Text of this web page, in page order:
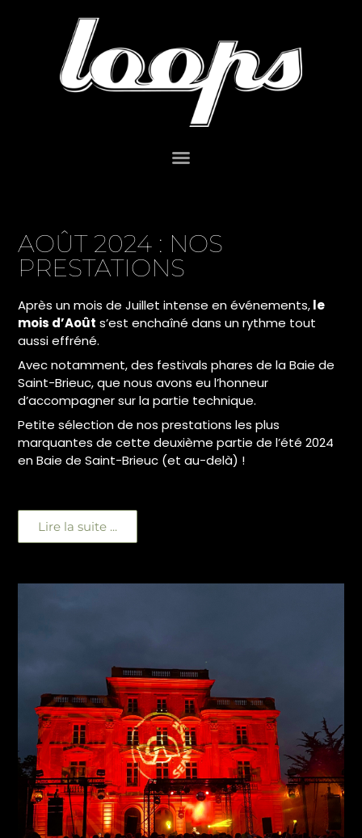
AOÛT 2024 : NOS
PRESTATIONS
Après un mois de Juillet intense en événements,le
mois d’Août s’est enchaîné dans un rythme tout
aussi effréné.
Avec notamment, des festivals phares de la Baie de
Saint-Brieuc, que nous avons eu l’honneur
d’accompagner sur la partie technique.
Petite sélection de nos prestations les plus
marquantes de cette deuxième partie de l’été 2024
en Baie de Saint-Brieuc (et au-delà) !
Lire la suite ...